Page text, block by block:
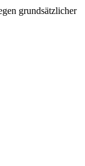
grundsätzlicher